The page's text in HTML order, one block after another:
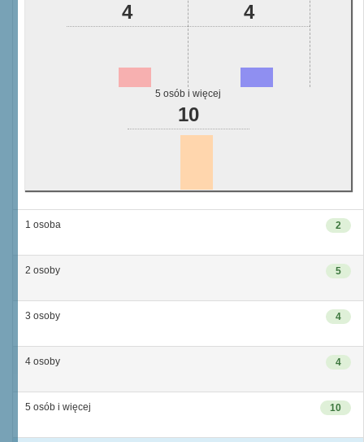
4 4
5 osób i więcej
10
2
1 osoba
5
2 osoby
4
3 osoby
4
4 osoby
10
5 osób i więcej